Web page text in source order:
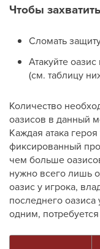
Чтобы
Сломать
Атакуйте
(см. таблицу
Количество
оазисов в данный
Каждая атака
фиксированный
чем больше
нужно всего лишь
оазис у игрока,
последнего оазиса
одним,